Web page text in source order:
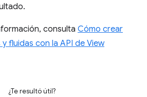
consulta Cómo crear
fluidas con la API de View
¿Te resultó útil?